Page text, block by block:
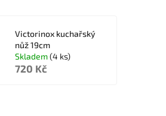
Victorinox kuchařský
nůž 19cm
Skladem(4 ks)
720 Kč